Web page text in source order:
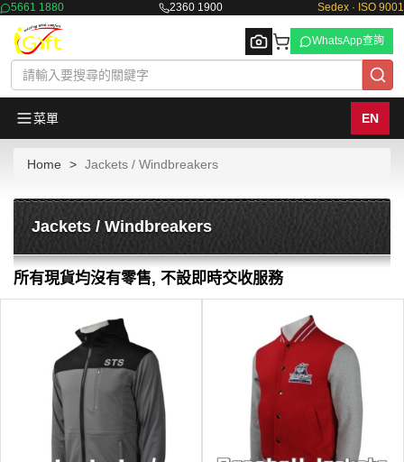
5661 1880 2360 1900 Sedex · ISO 9001
WhatsApp查詢
菜單 EN
Home Jackets / Windbreakers
Jackets / Windbreakers
所有現貨均沒有零售, 不設即時交收服務